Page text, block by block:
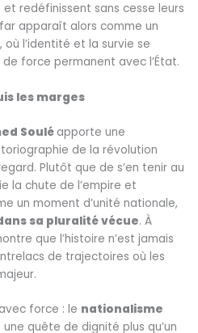
redéfinissent sans cesse leurs
apparaît alors comme un
l’identité et la survie se
force permanent avec l’État.
les marges
Soulé apporte une
de la révolution
Plutôt que de s’en tenir au
la chute de l’empire et
un moment d’unité nationale,
sa pluralité vécue. À
que l’histoire n’est jamais
de trajectoires où les
force : le nationalisme
quête de dignité plus qu’un